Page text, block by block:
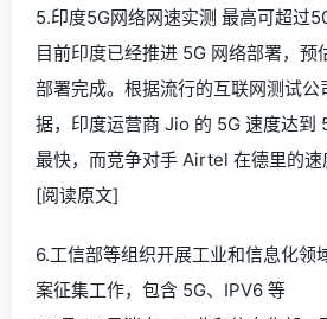
5.印度5G网络网速实测 最高可超过
目前印度已经推进 5G 网络部署，
部署完成。根据流行的互联网测试
据，印度运营商 Jio 的 5G 速度达
最快，而竞争对手 Airtel 在德里的速
[阅读原文]
6.工信部等组织开展工业和信息化领
案征集工作，包含 5G、IPV6 等